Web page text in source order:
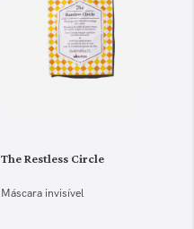
The Restless Circle
Máscara invisível